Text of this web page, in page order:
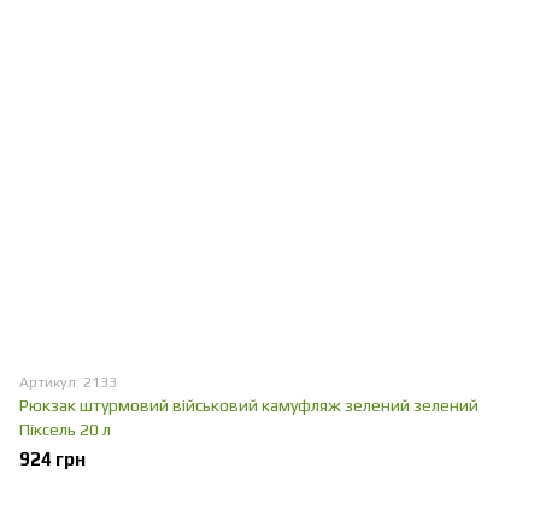
Артикул: 2133
Рюкзак штурмовий військовий камуфляж зелений зелений
Піксель 20 л
924 грн